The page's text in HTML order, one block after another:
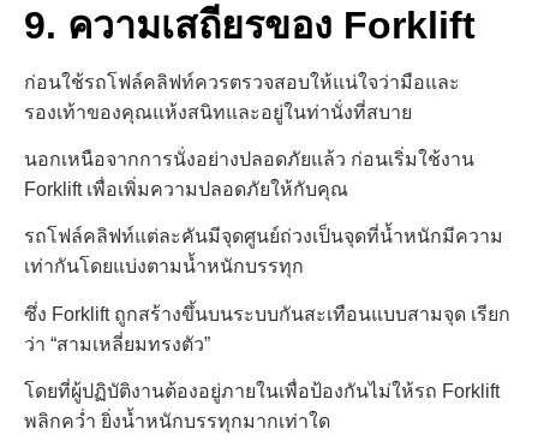
9. ความเสถียรของ Forklift
ก่อนใช้รถโฟล์คลิฟท์ควรตรวจสอบให้แน่ใจว่ามือและ
รองเท้าของคุณแห้งสนิทและอยู่ในท่านั่งที่สบาย
นอกเหนือจากการนั่งอย่างปลอดภัยแล้ว ก่อนเริ่มใช้งาน
Forklift เพื่อเพิ่มความปลอดภัยให้กับคุณ
รถโฟล์คลิฟท์แต่ละคันมีจุดศูนย์ถ่วงเป็นจุดที่น้ำหนักมีความ
เท่ากันโดยแบ่งตามน้ำหนักบรรทุก
ซึ่ง Forklift ถูกสร้างขึ้นบนระบบกันสะเทือนแบบสามจุด เรียก
ว่า “สามเหลี่ยมทรงตัว”
โดยที่ผู้ปฏิบัติงานต้องอยู่ภายในเพื่อป้องกันไม่ให้รถ Forklift
พลิกคว่ำ ยิ่งน้ำหนักบรรทุกมากเท่าใด